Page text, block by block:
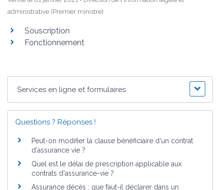
administrative (Premier ministre)
Souscription
Fonctionnement
Services en ligne et formulaires
Questions ? Réponses !
Peut-on modifier la clause bénéficiaire d'un contrat
d'assurance vie ?
Quel est le délai de prescription applicable aux
contrats d'assurance-vie ?
Assurance décès : que faut-il déclarer dans un